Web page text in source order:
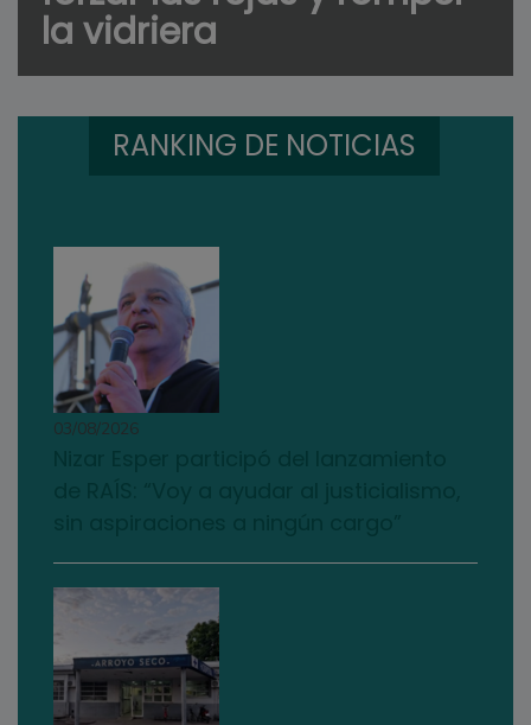
la vidriera
RANKING DE NOTICIAS
03/08/2026